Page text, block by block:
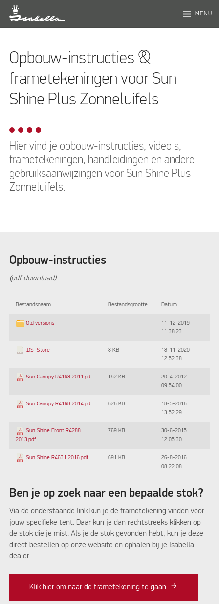
menu MENU
Opbouw-instructies &
frametekeningen voor Sun
Shine Plus Zonneluifels
Hier vind je opbouw-instructies, video's,
frametekeningen, handleidingen en andere
gebruiksaanwijzingen voor Sun Shine Plus
Zonneluifels.
Opbouw-instructies
(pdf download)
Bestandsnaam Bestandsgrootte Datum
Old versions
11-12-2019
11:38:23
.DS_Store 8 KB
18-11-2020
12:52:38
Sun Canopy R4168 2011.pdf 152 KB
20-4-2012
09:54:00
Sun Canopy R4168 2014.pdf 626 KB
18-5-2016
13:52:29
Sun Shine Front R4288
2013.pdf
769 KB
30-6-2015
12:05:30
Sun Shine R4631 2016.pdf 691 KB
26-8-2016
08:22:08
Ben je op zoek naar een bepaalde stok?
Via de onderstaande link kun je de frametekening vinden voor
jouw specifieke tent. Daar kun je dan rechtstreeks klikken op
de stok die je mist. Als je de stok gevonden hebt, kun je deze
direct bestellen op onze website en ophalen bij je Isabella
dealer.
Klik hier om naar de frametekening te gaan